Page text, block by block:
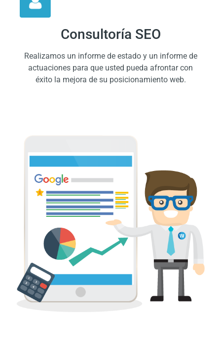
Consultoría SEO
Realizamos un informe de estado y un informe de
actuaciones para que usted pueda afrontar con
éxito la mejora de su posicionamiento web.